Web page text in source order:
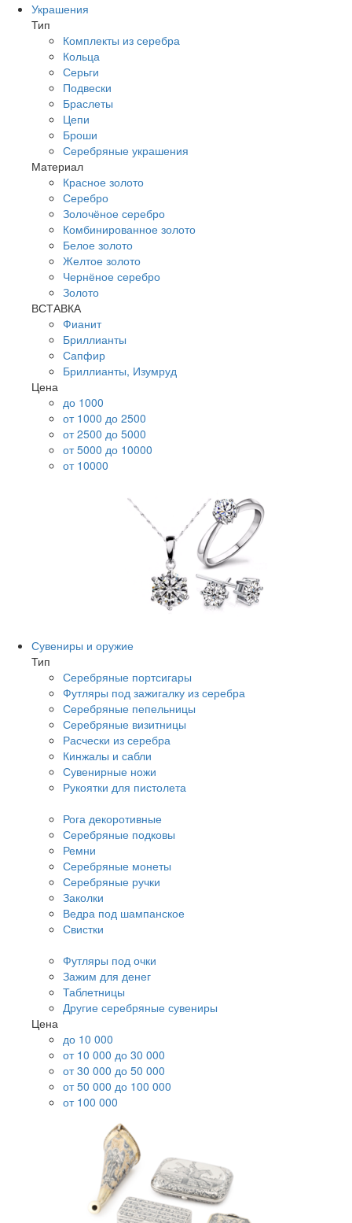
Украшения
Тип
Комплекты из серебра
Кольца
Серьги
Подвески
Браслеты
Цепи
Броши
Серебряные украшения
Материал
Красное золото
Серебро
Золочёное серебро
Комбинированное золото
Белое золото
Желтое золото
Чернёное серебро
Золото
ВСТАВКА
Фианит
Бриллианты
Сапфир
Бриллианты, Изумруд
Цена
до 1000
от 1000 до 2500
от 2500 до 5000
от 5000 до 10000
от 10000
Сувениры и оружие
Тип
Серебряные портсигары
Футляры под зажигалку из серебра
Серебряные пепельницы
Серебряные визитницы
Расчески из серебра
Кинжалы и сабли
Сувенирные ножи
Рукоятки для пистолета
Рога декоротивные
Серебряные подковы
Ремни
Серебряные монеты
Серебряные ручки
Заколки
Ведра под шампанское
Свистки
Футляры под очки
Зажим для денег
Таблетницы
Другие серебряные сувениры
Цена
до 10 000
от 10 000 до 30 000
от 30 000 до 50 000
от 50 000 до 100 000
от 100 000